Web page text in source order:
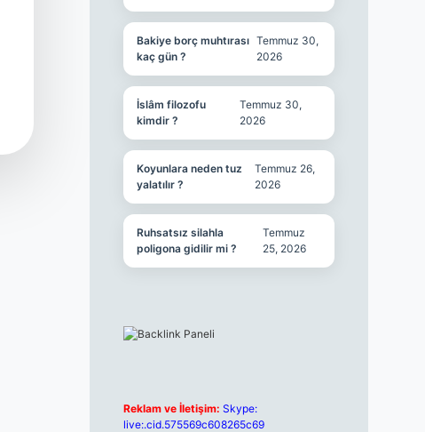
Bakiye borç muhtırası
kaç gün ?
Temmuz 30,
2026
İslâm filozofu
kimdir ?
Temmuz 30,
2026
Koyunlara neden tuz
yalatılır ?
Temmuz 26,
2026
Ruhsatsız silahla
poligona gidilir mi ?
Temmuz
25, 2026
Reklam ve İletişim: Skype:
live:.cid.575569c608265c69